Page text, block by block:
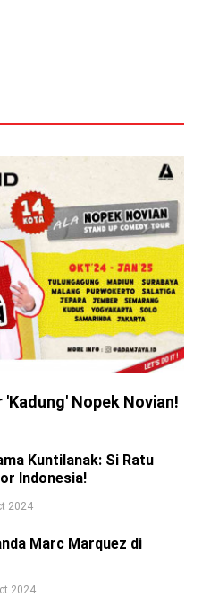
'Kadung' Nopek Novian!
Kuntilanak: Si Ratu
Indonesia!
2024
Marc Marquez di
2024